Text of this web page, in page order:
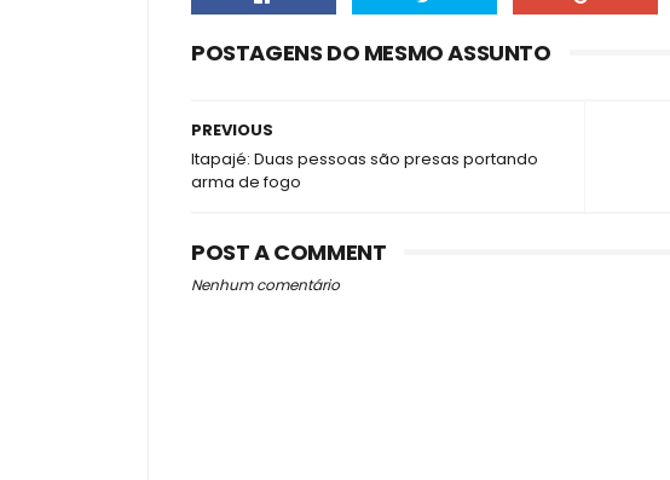
POSTAGENS DO MESMO ASSUNTO
PREVIOUS
Itapajé: Duas pessoas são presas portando
arma de fogo
POST A COMMENT
Nenhum comentário